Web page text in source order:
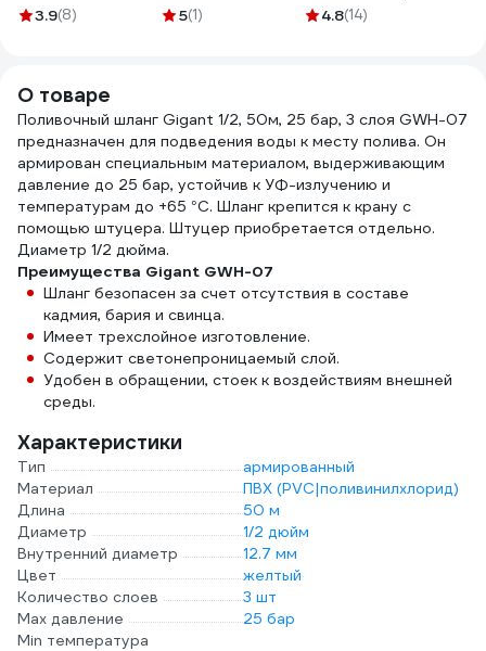
FLO 89234
3.9(8)
систем
5(1)
20мм Valtec
4.8(14)
О товаре
Поливочный шланг Gigant 1/2, 50м, 25 бар, 3 слоя GWH-07
предназначен для подведения воды к месту полива. Он
армирован специальным материалом, выдерживающим
давление до 25 бар, устойчив к УФ-излучению и
температурам до +65 °С. Шланг крепится к крану с
помощью штуцера. Штуцер приобретается отдельно.
Диаметр 1/2 дюйма.
Преимущества Gigant GWH-07
Шланг безопасен за счет отсутствия в составе
кадмия, бария и свинца.
Имеет трехслойное изготовление.
Содержит светонепроницаемый слой.
Удобен в обращении, стоек к воздействиям внешней
среды.
Характеристики
Тип
армированный
Материал
ПВХ (PVC|поливинилхлорид)
Длина
50 м
Диаметр
1/2 дюйм
Внутренний диаметр
12.7 мм
Цвет
желтый
Количество слоев
3 шт
Max давление
25 бар
Min температура